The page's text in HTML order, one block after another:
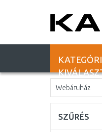
Webáruház
SZŰRÉS